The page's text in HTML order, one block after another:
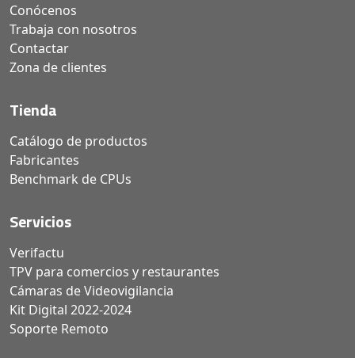
Conócenos
Trabaja con nosotros
Contactar
Zona de clientes
Tienda
Catálogo de productos
Fabricantes
Benchmark de CPUs
Servicios
Verifactu
TPV para comercios y restaurantes
Cámaras de Videovigilancia
Kit Digital 2022-2024
Soporte Remoto